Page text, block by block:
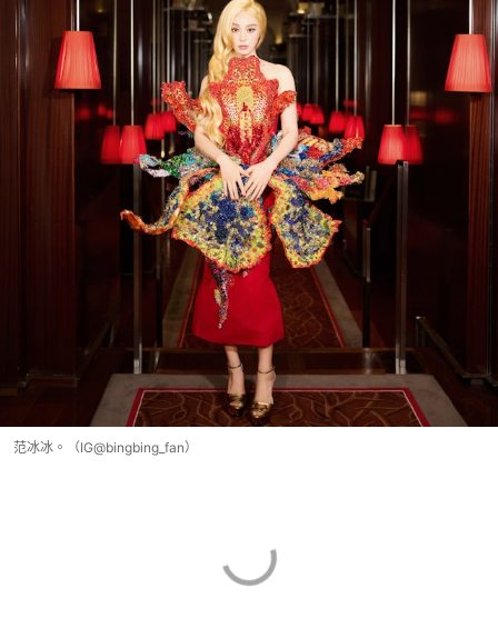
范冰冰。（IG@bingbing_fan）